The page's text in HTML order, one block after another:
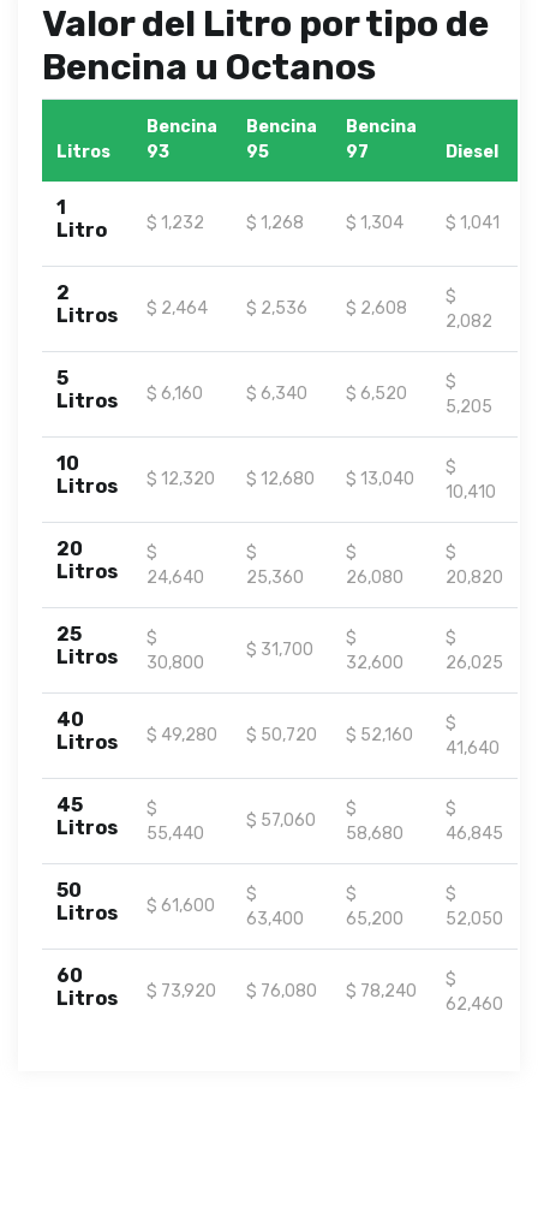
Valor del Litro por tipo de
Bencina u Octanos
Litros
Bencina
93
Bencina
95
Bencina
97
Diesel
1
Litro
$ 1,232 $ 1,268 $ 1,304 $ 1,041
2
Litros
$ 2,464 $ 2,536 $ 2,608
$
2,082
5
Litros
$ 6,160 $ 6,340 $ 6,520
$
5,205
10
Litros
$ 12,320 $ 12,680 $ 13,040
$
10,410
20
Litros
$
24,640
$
25,360
$
26,080
$
20,820
25
Litros
$
30,800
$ 31,700
$
32,600
$
26,025
40
Litros
$ 49,280 $ 50,720 $ 52,160
$
41,640
45
Litros
$
55,440
$ 57,060
$
58,680
$
46,845
50
Litros
$ 61,600
$
63,400
$
65,200
$
52,050
60
Litros
$ 73,920 $ 76,080 $ 78,240
$
62,460